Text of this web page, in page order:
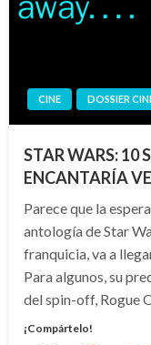
CINE DOSSIER
STAR WARS: 10
ENCANTARÍA
Parece que la
antología de Star
franquicia, va a
Para algunos, su
del spin-off, Rogue
¡Compártelo!